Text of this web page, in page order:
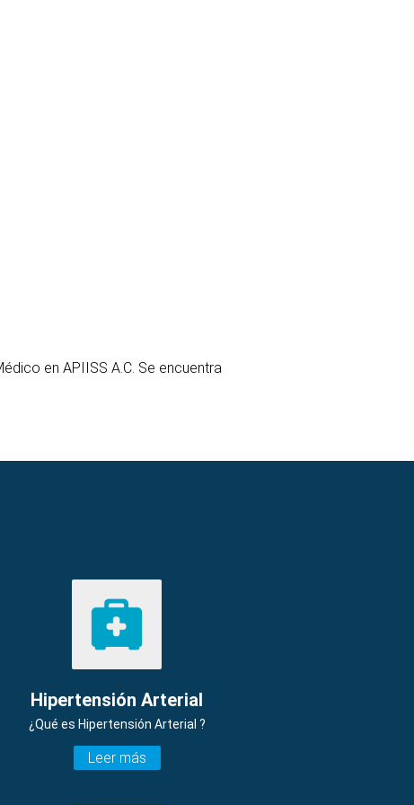
en APIISS A.C. Se encuentra
Hipertensión Arterial
¿Qué es Hipertensión Arterial ?
Leer más